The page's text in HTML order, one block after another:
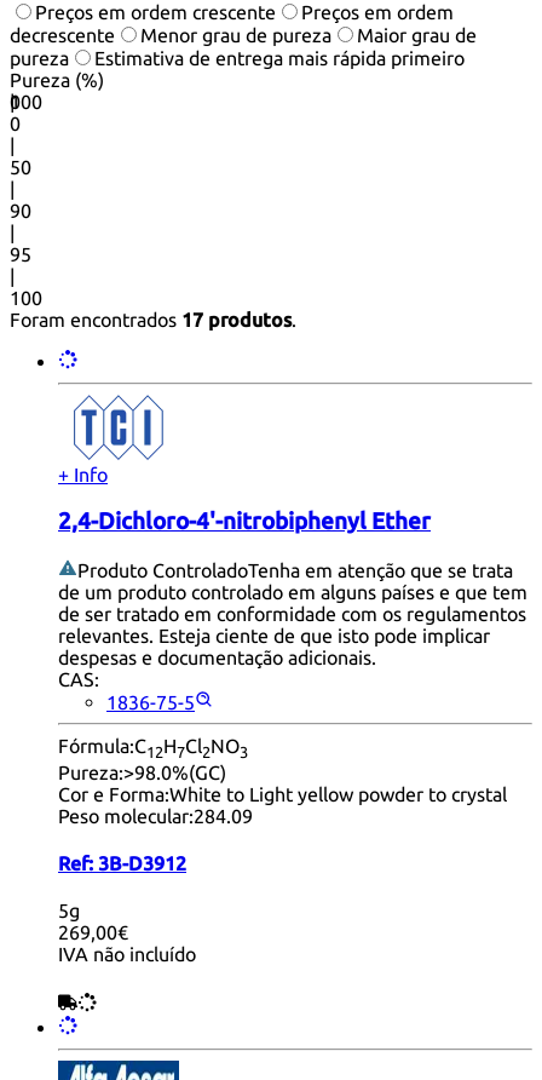
Preços em ordem crescente
Preços em ordem
decrescente
Menor grau de pureza
Maior grau de
pureza
Estimativa de entrega mais rápida primeiro
Pureza (%)
0
100
|
0
|
50
|
90
|
95
|
100
Foram encontrados 17 produtos.
+ Info
2,4-Dichloro-4'-nitrobiphenyl Ether
Produto ControladoTenha em atenção que se trata
de um produto controlado em alguns países e que tem
de ser tratado em conformidade com os regulamentos
relevantes. Esteja ciente de que isto pode implicar
despesas e documentação adicionais.
CAS:
1836-75-5
Fórmula:C12H7Cl2NO3
Pureza:>98.0%(GC)
Cor e Forma:White to Light yellow powder to crystal
Peso molecular:284.09
Ref: 3B-D3912
5g
269,00€
IVA não incluído